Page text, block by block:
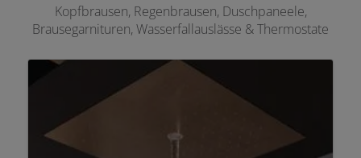
Kopfbrausen, Regenbrausen, Duschpaneele,
Brausegarnituren, Wasserfallauslässe & Thermostate